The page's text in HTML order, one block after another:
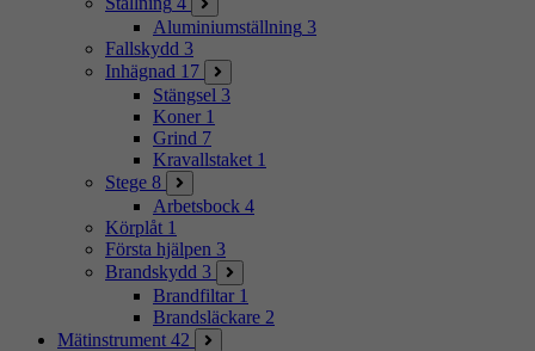
Aluminiumställning 3
Fallskydd 3
Inhägnad 17
Stängsel 3
Koner 1
Grind 7
Kravallstaket 1
Stege 8
Arbetsbock 4
Körplåt 1
Första hjälpen 3
Brandskydd 3
Brandfiltar 1
Brandsläckare 2
Mätinstrument 42